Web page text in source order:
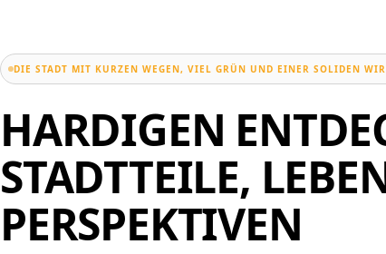
DIE STADT MIT KURZEN WEGEN, VIEL GRÜN UND EINER SOLIDEN
HARDIGEN
STADTTEILE,
PERSPEKTIVEN